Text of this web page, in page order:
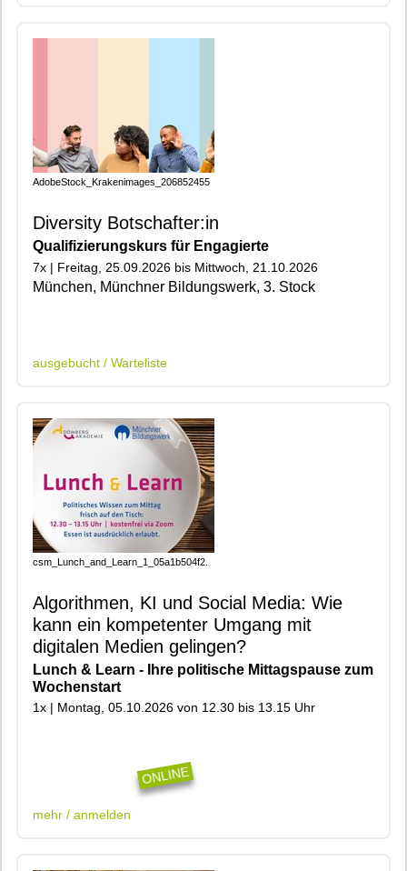
AdobeStock_Krakenimages_206852455
Diversity Botschafter:in
Qualifizierungskurs für Engagierte
7x | Freitag, 25.09.2026 bis Mittwoch, 21.10.2026
München, Münchner Bildungswerk, 3. Stock
ausgebucht / Warteliste
csm_Lunch_and_Learn_1_05a1b504f2.
Algorithmen, KI und Social Media: Wie
kann ein kompetenter Umgang mit
digitalen Medien gelingen?
Lunch & Learn - Ihre politische Mittagspause zum
Wochenstart
1x | Montag, 05.10.2026 von 12.30 bis 13.15 Uhr
ONLINE
mehr / anmelden